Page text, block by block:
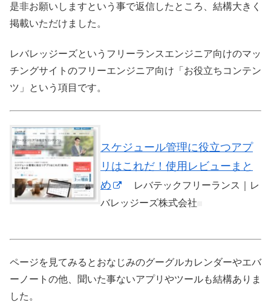
是非お願いしますという事で返信したところ、結構大きく
掲載いただけました。
レバレッジーズというフリーランスエンジニア向けのマッ
チングサイトのフリーエンジニア向け「お役立ちコンテン
ツ」という項目です。
スケジュール管理に役立つアプ
リはこれだ！使用レビューまと
め
レバテックフリーランス｜レ
バレッジーズ株式会社
ページを見てみるとおなじみのグーグルカレンダーやエバ
ーノートの他、聞いた事ないアプリやツールも結構ありま
した。